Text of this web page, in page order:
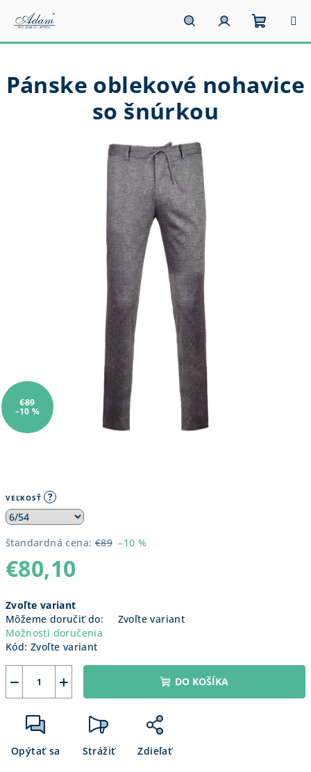
obsah
HľadaťPrihlásenie
košík
VEĽKOSŤ ?
štandardná cena: €89 –10 %
€80,10
cena:
Zvoľte variant
Môžeme doručiť do:
Zvoľte variant
Možnosti doručenia
Kód: Zvoľte variant
+
− DO KOŠÍKA
Opýtať sa Strážiť Zdieľať
Pánske oblekové nohavice
so šnúrkou
€89
–10 %